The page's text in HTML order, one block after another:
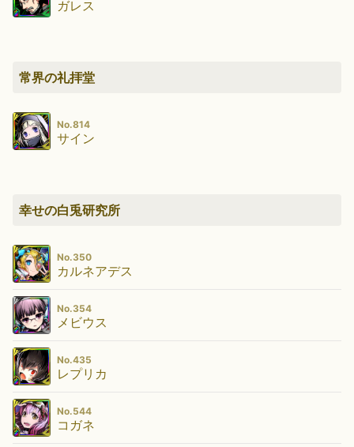
ガレス
常界の礼拝堂
No.814
サイン
幸せの白兎研究所
No.350
カルネアデス
No.354
メビウス
No.435
レプリカ
No.544
コガネ